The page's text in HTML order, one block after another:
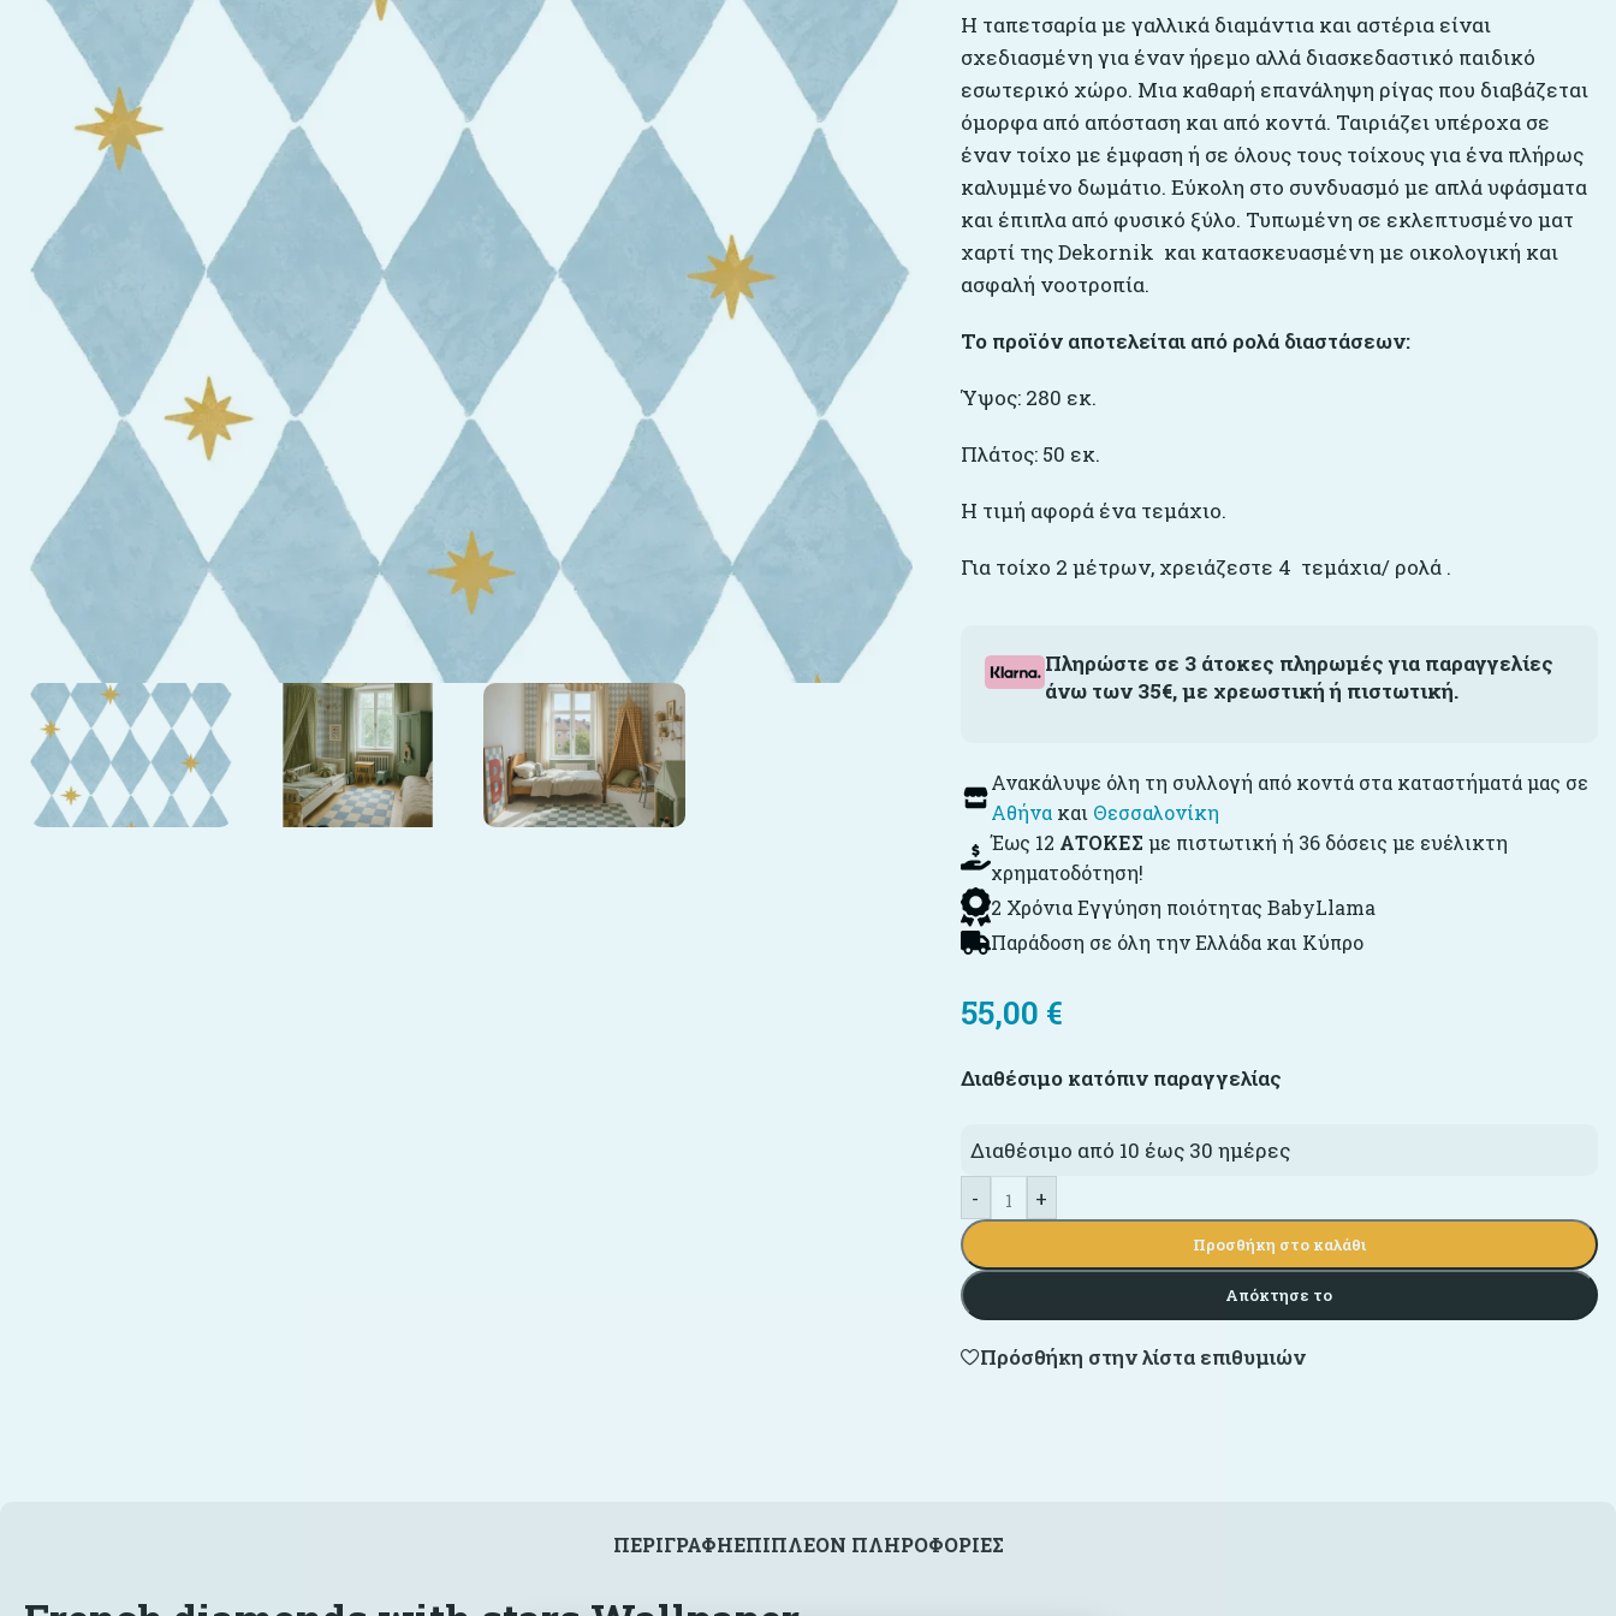
Η ταπετσαρία με γαλλικά διαμάντια και αστέρια είναι
σχεδιασμένη για έναν ήρεμο αλλά διασκεδαστικό παιδικό
εσωτερικό χώρο. Μια καθαρή επανάληψη ρίγας που διαβάζεται
όμορφα από απόσταση και από κοντά. Ταιριάζει υπέροχα σε
έναν τοίχο με έμφαση ή σε όλους τους τοίχους για ένα πλήρως
καλυμμένο δωμάτιο. Εύκολη στο συνδυασμό με απλά υφάσματα
και έπιπλα από φυσικό ξύλο. Τυπωμένη σε εκλεπτυσμένο ματ
χαρτί της Dekornik και κατασκευασμένη με οικολογική και
ασφαλή νοοτροπία.
Το προϊόν αποτελείται από ρολά διαστάσεων:
Ύψος: 280 εκ.
Πλάτος: 50 εκ.
Η τιμή αφορά ένα τεμάχιο.
Για τοίχο 2 μέτρων, χρειάζεστε 4 τεμάχια/ ρολά .
Πληρώστε σε 3 άτοκες πληρωμές για παραγγελίες
άνω των 35€, με χρεωστική ή πιστωτική.
Ανακάλυψε όλη τη συλλογή από κοντά στα καταστήματά μας σε
Αθήνακαι Θεσσαλονίκη
Έως 12 ΑΤΟΚΕΣ με πιστωτική ή 36 δόσεις με ευέλικτη
χρηματοδότηση!
2 Χρόνια Εγγύηση ποιότητας BabyLlama
Παράδοση σε όλη την Ελλάδα και Κύπρο
55,00 €
Διαθέσιμο κατόπιν παραγγελίας
Διαθέσιμο από 10 έως 30 ημέρες
-
+
Προσθήκη στο καλάθι
Απόκτησε το
Πρόσθήκη στην λίστα επιθυμιών
ΠΕΡΙΓΡΑΦΉΕΠΙΠΛΈΟΝ ΠΛΗΡΟΦΟΡΊΕΣ